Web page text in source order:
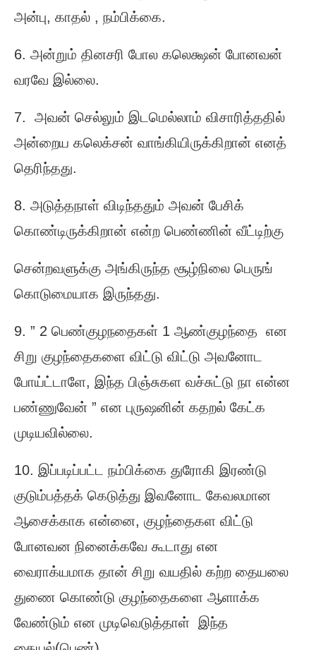
அன்பு, காதல் , நம்பிக்கை.
6. அன்றும் தினசரி போல கலெக்ஷன் போனவன்
வரவே இல்லை.
7. அவன் செல்லும் இடமெல்லாம் விசாரித்ததில்
அன்றைய கலெக்சன் வாங்கியிருக்கிறான் எனத்
தெரிந்தது.
8. அடுத்தநாள் விடிந்ததும் அவன் பேசிக்
கொண்டிருக்கிறான் என்ற பெண்ணின் வீட்டிற்கு
சென்றவளுக்கு அங்கிருந்த சூழ்நிலை பெருங்
கொடுமையாக இருந்தது.
9. ” 2 பெண்குழநதைகள் 1 ஆண்குழந்தை என
சிறு குழந்தைகளை விட்டு விட்டு அவனோட
போய்ட்டாளே, இந்த பிஞ்சுகள வச்சுட்டு நா என்ன
பண்ணுவேன் ” என புருஷனின் கதறல் கேட்க
முடியவில்லை.
10. இப்படிப்பட்ட நம்பிக்கை துரோகி இரண்டு
குடும்பத்தக் கெடுத்து இவனோட கேவலமான
ஆசைக்காக என்னை, குழந்தைகள விட்டு
போனவன நினைக்கவே கூடாது என
வைராக்யமாக தான் சிறு வயதில் கற்ற தையலை
துணை கொண்டு குழந்தைகளை ஆளாக்க
வேண்டும் என முடிவெடுத்தாள் இந்த